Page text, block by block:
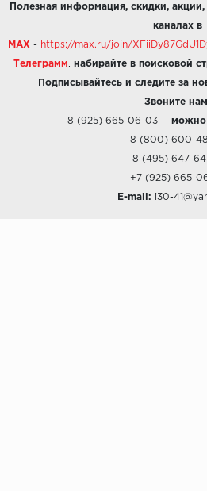
Полезная информация, скидки,
каналах в
MAX - https://max.ru/join/
Телеграмм набирайте в поисковой
Подписывайтесь и следите за
Звоните
8 (925) 665-06-03- можно
8 (800) 600-
8 (495) 647-
+7 (925) 665-
E-mail: i30-